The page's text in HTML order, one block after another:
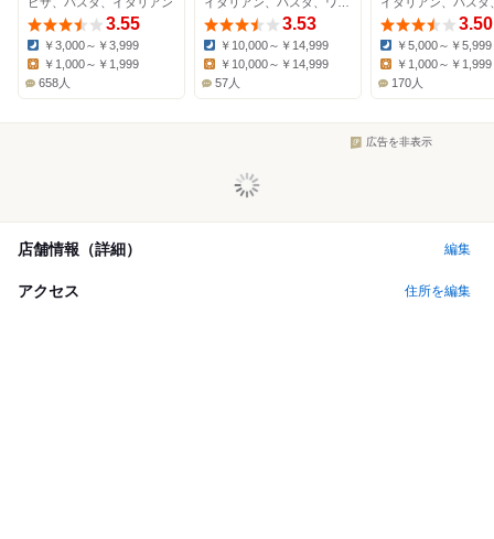
3.55
Dinner:
￥3,000～￥3,999
￥1,000～￥1,999
658人
3.53
Dinner:
￥10,000～￥14,999
Lunch:
￥10,000～￥14,999
57人
3.50
Dinner:
￥5,000～￥5,999
￥1,000～￥1,999
170人
広告を非表示
店舗情報（詳細） 編集
アクセス 住所を編集